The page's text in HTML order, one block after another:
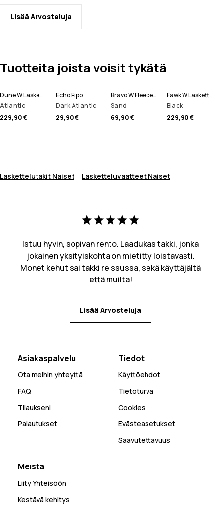
Lisää Arvosteluja
Tuotteita joista voisit tykätä
Dune W Laskettelutakki Naiset
Atlantic
229,90 €
Echo Pipo
Dark Atlantic
29,90 €
Bravo W Fleecepaita Naiset
Sand
69,90 €
Fawk W Lasketteluhousut Naiset
Black
229,90 €
Laskettelutakit Naiset Lasketteluvaatteet Naiset
Istuu hyvin, sopivan rento. Laadukas takki, jonka
jokainen yksityiskohta on mietitty loistavasti.
Monet kehut sai takki reissussa, sekä käyttäjältä
että muilta!
Lisää Arvosteluja
Asiakaspalvelu
Ota meihin yhteyttä
FAQ
Tilaukseni
Palautukset
Tiedot
Käyttöehdot
Tietoturva
Cookies
Evästeasetukset
Saavutettavuus
Meistä
Liity Yhteisöön
Kestävä kehitys